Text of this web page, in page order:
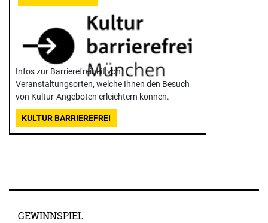
Infos zur Barrierefreiheit von
Veranstaltungsorten, welche Ihnen den Besuch
von Kultur-Angeboten erleichtern können.
KULTUR BARRIEREFREI
GEWINNSPIEL